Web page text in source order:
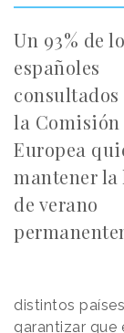
Un 93% de
españoles
la Comisión
Europea
mantener la
de verano
distintos
garantizar que